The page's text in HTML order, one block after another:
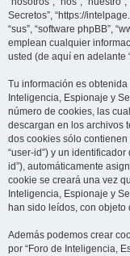
Secretos”, “https://
“sus”, “software phpBB”,
emplean cualquier
usted (de aquí en adelante
Tu información es
Inteligencia, Espionaje y
número de cookies, las
descargan en los archivos
dos cookies sólo
“user-id”) y un
id”), automáticamente
cookie se creará una vez
Inteligencia, Espionaje y
han sido leídos, con
Además podemos crear
por “Foro de Inteligencia,